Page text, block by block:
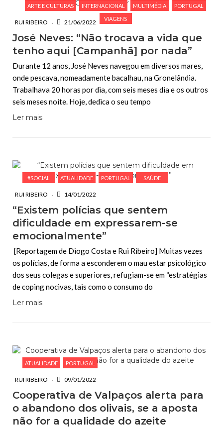
ARTE E CULTURAS INTERNACIONAL MULTIMÉDIA
PORTUGAL
VIAGENS
RUI RIBEIRO 21/06/2022
José Neves: “Não trocava a vida que
tenho aqui [Campanhã] por nada”
Durante 12 anos, José Neves navegou em diversos mares,
onde pescava, nomeadamente bacalhau, na Gronelândia.
Trabalhava 20 horas por dia, com seis meses dia e os outros
seis meses noite. Hoje, dedica o seu tempo
Ler mais
#SOCIAL ATUALIDADE PORTUGAL SAÚDE
RUI RIBEIRO 14/01/2022
“Existem polícias que sentem
dificuldade em expressarem-se
emocionalmente”
[Reportagem de Diogo Costa e Rui Ribeiro] Muitas vezes
os polícias, de forma a esconderem o mau estar psicológico
dos seus colegas e superiores, refugiam-se em “estratégias
de coping nocivas, tais como o consumo do
Ler mais
ATUALIDADE PORTUGAL
RUI RIBEIRO 09/01/2022
Cooperativa de Valpaços alerta para
o abandono dos olivais, se a aposta
não for a qualidade do azeite